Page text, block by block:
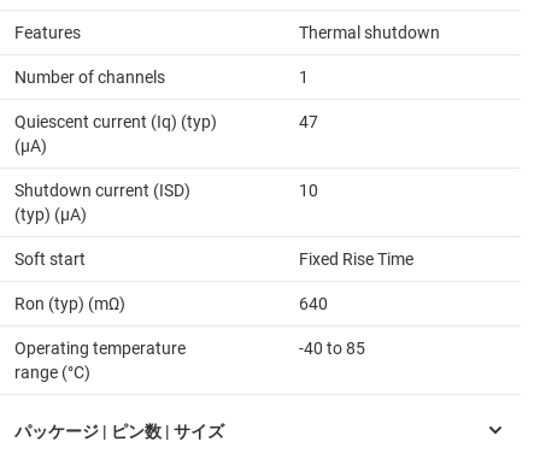
Features Thermal shutdown
Number of channels 1
Quiescent current (Iq) (typ)
(µA)
47
Shutdown current (ISD)
(typ) (µA)
10
Soft start Fixed Rise Time
Ron (typ) (mΩ) 640
Operating temperature
range (°C)
-40 to 85